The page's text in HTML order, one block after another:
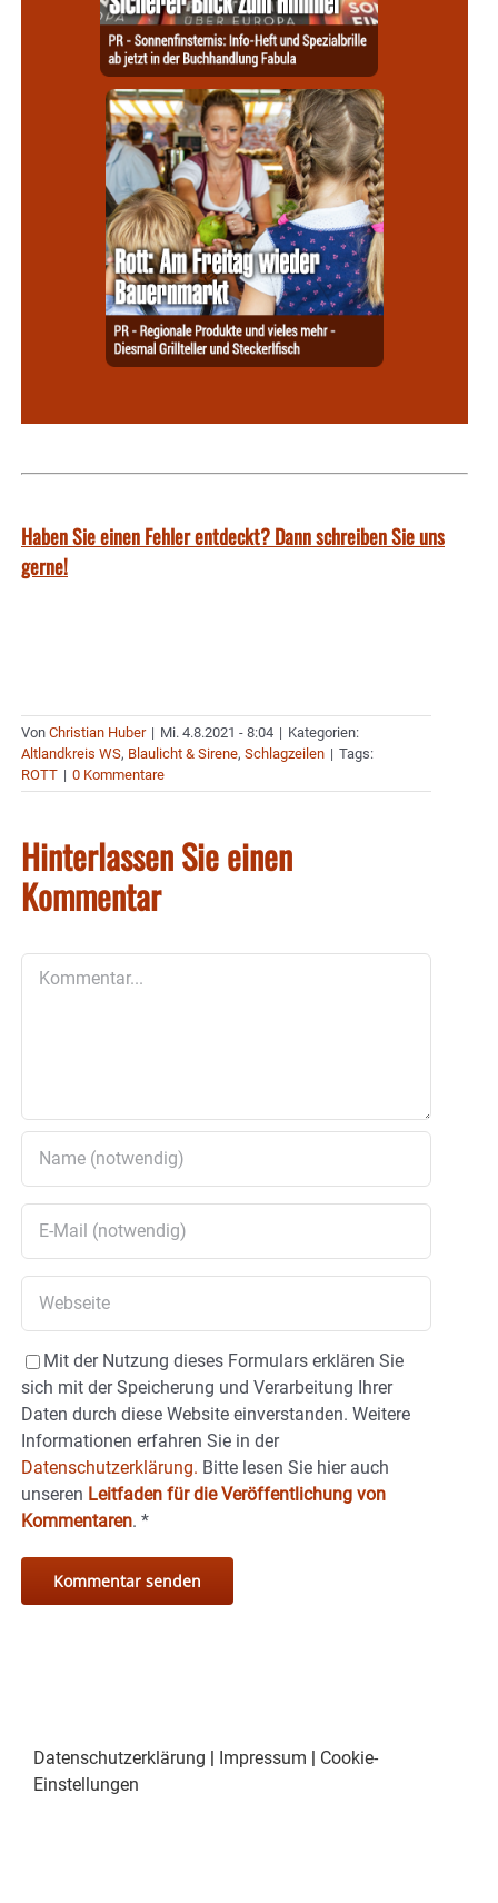
Haben Sie einen Fehler entdeckt? Dann schreiben Sie uns
gerne!
Von Christian Huber | Mi. 4.8.2021 - 8:04 | Kategorien:
Altlandkreis WS, Blaulicht & Sirene, Schlagzeilen | Tags:
ROTT | 0 Kommentare
Hinterlassen Sie einen
Kommentar
Mit der Nutzung dieses Formulars erklären Sie
sich mit der Speicherung und Verarbeitung Ihrer
Daten durch diese Website einverstanden. Weitere
Informationen erfahren Sie in der
Datenschutzerklärung. Bitte lesen Sie hier auch
unseren Leitfaden für die Veröffentlichung von
Kommentaren. *
Datenschutzerklärung | Impressum | Cookie-
Einstellungen